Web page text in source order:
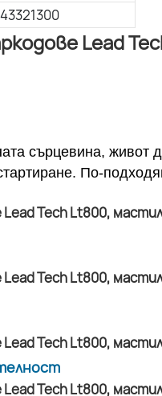
Lead
сърцевина, живот
По-